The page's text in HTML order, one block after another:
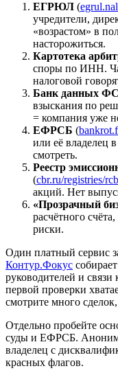
ЕГРЮЛ (
учредители,
«возрастом» в
насторожиться.
Картотека
споры по ИНН.
налоговой
Банк данных
взыскания по
= компания уже
ЕФРСБ (
или её владелец
смотреть.
Реестр
(cbr.ru/registries/
акций. Нет
«Прозрачный
расчётного
риски.
Один платный сервис
Контур.Фокус
руководителей и
первой проверки
смотрите много
Отдельно пробейте
суды и ЕФРСБ.
владелец с
красных флагов.